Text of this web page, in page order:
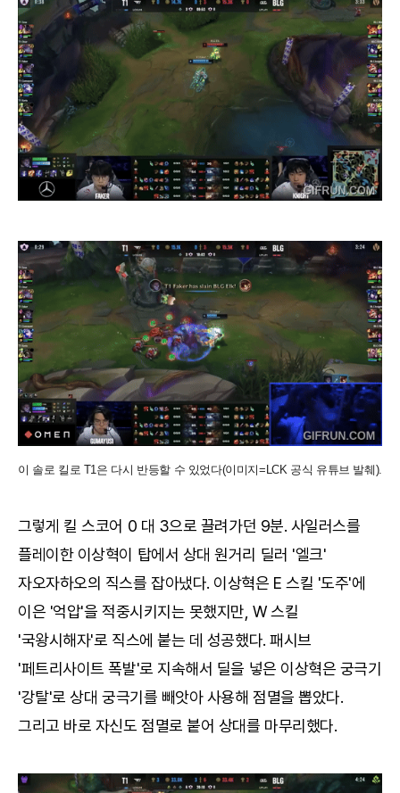
이 솔로 킬로 T1은 다시 반등할 수 있었다(이미지=LCK 공식 유튜브 발췌).
그렇게 킬 스코어 0 대 3으로 끌려가던 9분. 사일러스를
플레이한 이상혁이 탑에서 상대 원거리 딜러 '엘크'
자오자하오의 직스를 잡아냈다. 이상혁은 E 스킬 '도주'에
이은 '억압'을 적중시키지는 못했지만, W 스킬
'국왕시해자'로 직스에 붙는 데 성공했다. 패시브
'페트리사이트 폭발'로 지속해서 딜을 넣은 이상혁은 궁극기
'강탈'로 상대 궁극기를 빼앗아 사용해 점멸을 뽑았다.
그리고 바로 자신도 점멸로 붙어 상대를 마무리했다.